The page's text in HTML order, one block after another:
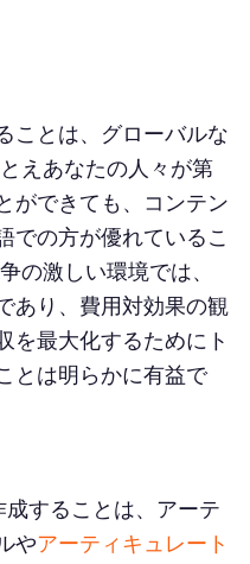
ことは、グローバルな
えあなたの人々が第
ができても、コンテン
での方が優れているこ
の激しい環境では、
あり、費用対効果の観
を最大化するためにト
とは明らかに有益で
することは、アーテ
やアーティキュレート